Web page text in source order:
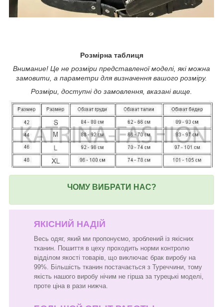
Розмірна таблиця
Внимание! Це не розміри представленої моделі, які можна
замовити, а параметри для визначення вашого розміру.
Розміри, доступні до замовлення, вказані вище.
ЧОМУ ВИБРАТИ НАС?
ЯКІСНИЙ НАДІЙ
Весь одяг, який ми пропонуємо, зроблений із якісних
тканин. Пошиття в цеху проходить норми контролю
відділом якості товарів, що виключає брак виробу на
99%. Більшість тканин постачається з Туреччини, тому
якість нашого виробу нічим не гірша за турецькі моделі,
проте ціна в рази нижча.